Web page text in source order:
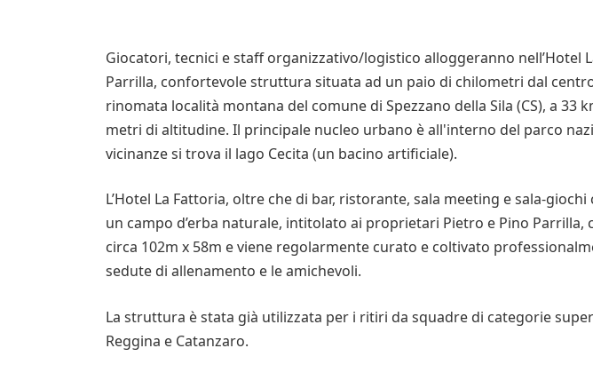
Giocatori, tecnici e staff organizzativo/logistico alloggeranno nell’Hotel
Parrilla, confortevole struttura situata ad un paio di chilometri dal
rinomata località montana del comune di Spezzano della Sila (CS), a 33
metri di altitudine. Il principale nucleo urbano è all'interno del parco
vicinanze si trova il lago Cecita (un bacino artificiale).
L’Hotel La Fattoria, oltre che di bar, ristorante, sala meeting e sala-
un campo d’erba naturale, intitolato ai proprietari Pietro e Pino Parrilla,
circa 102m x 58m e viene regolarmente curato e coltivato
sedute di allenamento e le amichevoli.
La struttura è stata già utilizzata per i ritiri da squadre di categorie
Reggina e Catanzaro.